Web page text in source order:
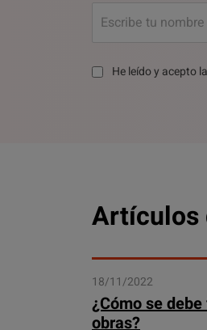
He leído y acepto la
Artículos
18/11/2022
¿Cómo se
obras?